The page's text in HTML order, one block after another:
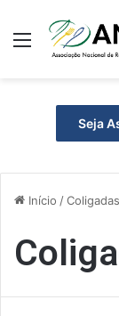
Menu
Seja
Início /